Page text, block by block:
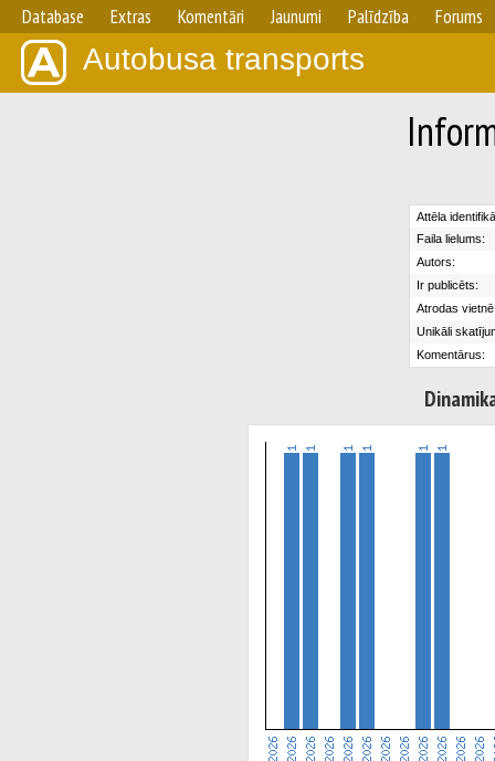
Database Extras Komentāri Jaunumi Palīdzība Forums
Autobusa transports
Attēla
Faila lielums:
Autors:
Ir publicēts:
Atrodas
Unikāli
Komentārus: